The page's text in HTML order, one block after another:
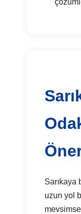
Sarıkaya
uzun yol